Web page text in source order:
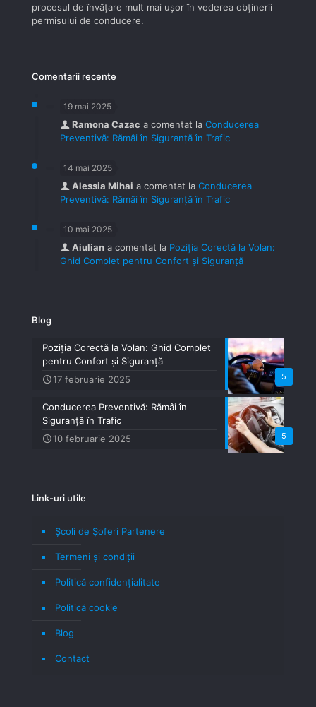
procesul de învăţare mult mai uşor în vederea obţinerii
permisului de conducere.
Comentarii recente
19 mai 2025
Ramona Cazac a comentat la Conducerea
Preventivă: Rămâi în Siguranță în Trafic
14 mai 2025
Alessia Mihai a comentat la Conducerea
Preventivă: Rămâi în Siguranță în Trafic
10 mai 2025
Aiulian a comentat la Poziția Corectă la Volan:
Ghid Complet pentru Confort și Siguranță
Blog
5
Poziția Corectă la Volan: Ghid Complet
pentru Confort și Siguranță
17 februarie 2025
5
Conducerea Preventivă: Rămâi în
Siguranță în Trafic
10 februarie 2025
Link-uri utile
Școli de Șoferi Partenere
Termeni şi condiţii
Politică confidenţialitate
Politică cookie
Blog
Contact